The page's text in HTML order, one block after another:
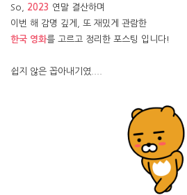
So, 2023 연말 결산하며
이번 해 감명 깊게, 또 재밌게 관람한
한국 영화를 고르고 정리한 포스팅 입니다!
쉽지 않은 꼽아내기였....